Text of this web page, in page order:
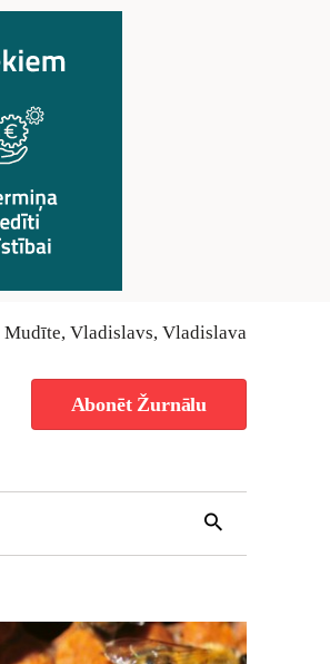
Mudīte, Vladislavs, Vladislava
Abonēt Žurnālu